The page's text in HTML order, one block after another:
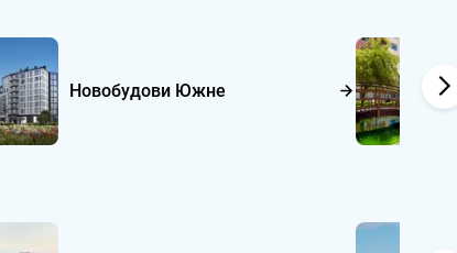
Новобудови Южне